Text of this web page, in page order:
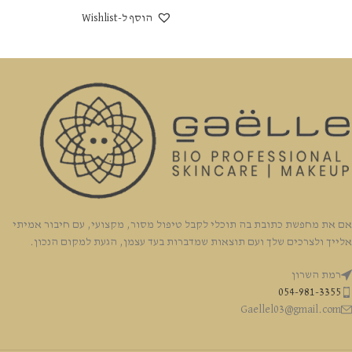
הוסף ל-Wishlist
אם את מחפשת כתובת בה תוכלי לקבל טיפול מסור, מקצועי, עם חיבור אמיתי
אלייך ולצרכים שלך ועם תוצאות שמדברות בעד עצמן, הגעת למקום הנכון.
רמת השרון
054-981-3355
Gaellel03@gmail.com